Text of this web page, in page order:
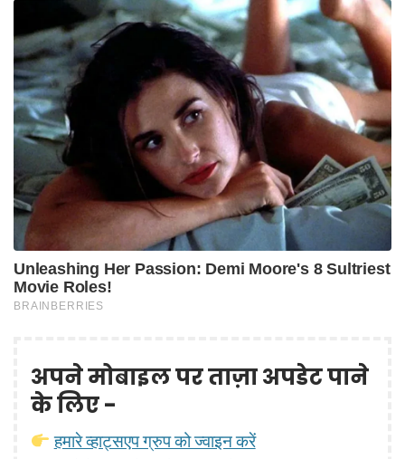
अपने मोबाइल पर ताज़ा अपडेट पाने
के लिए -
हमारे व्हाट्सएप ग्रुप को ज्वाइन करें